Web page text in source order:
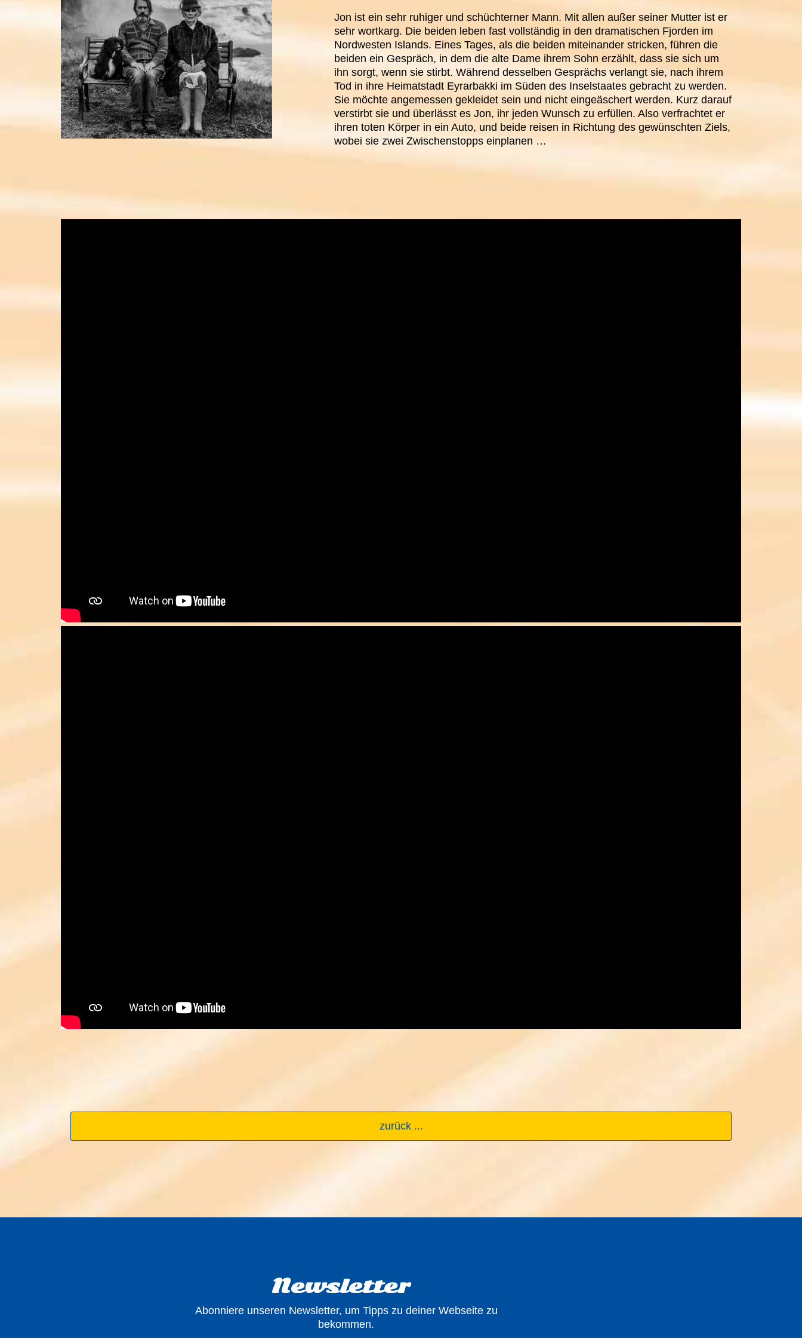
Jon ist ein sehr ruhiger und schüchterner Mann. Mit allen außer seiner Mutter ist er
sehr wortkarg. Die beiden leben fast vollständig in den dramatischen Fjorden im
Nordwesten Islands. Eines Tages, als die beiden miteinander stricken, führen die
beiden ein Gespräch, in dem die alte Dame ihrem Sohn erzählt, dass sie sich um
ihn sorgt, wenn sie stirbt. Während desselben Gesprächs verlangt sie, nach ihrem
Tod in ihre Heimatstadt Eyrarbakki im Süden des Inselstaates gebracht zu werden.
Sie möchte angemessen gekleidet sein und nicht eingeäschert werden. Kurz darauf
verstirbt sie und überlässt es Jon, ihr jeden Wunsch zu erfüllen. Also verfrachtet er
ihren toten Körper in ein Auto, und beide reisen in Richtung des gewünschten Ziels,
wobei sie zwei Zwischenstopps einplanen …
zurück ...
Newsletter
Abonniere unseren Newsletter, um Tipps zu deiner Webseite zu
bekommen.